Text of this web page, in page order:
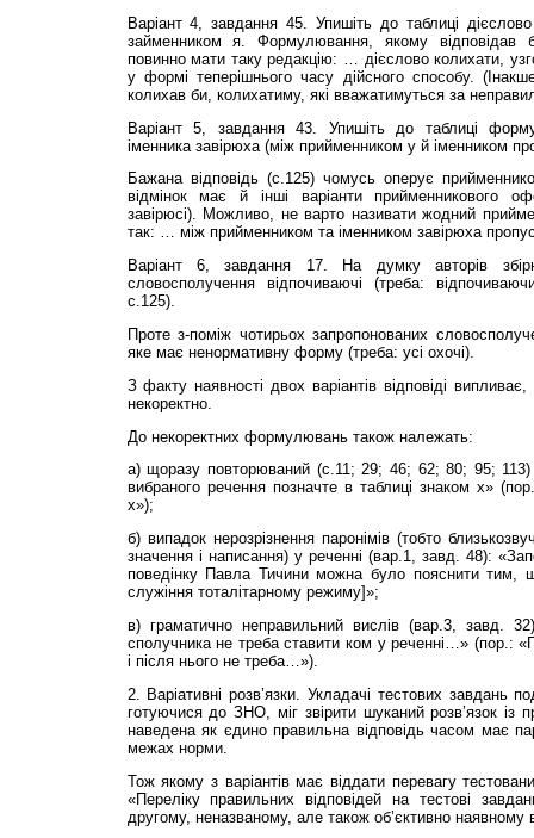
Варіант 4, завдання 45. Упишіть до таблиці
займенником я. Формулювання, якому відповідав
повинно мати таку редакцію: … дієслово колихати,
у формі теперішнього часу дійсного способу.
колихав би, колихатиму, які вважатимуться за
Варіант 5, завдання 43. Упишіть до таблиці
іменника завірюха (між прийменником у й іменником
Бажана відповідь (с.125) чомусь оперує
відмінок має й інші варіанти прийменникового
завірюсі). Можливо, не варто називати жодний
так: … між прийменником та іменником завірюха
Варіант 6, завдання 17. На думку авторів
словосполучення відпочиваючі (треба:
с.125).
Проте з-поміж чотирьох запропонованих
яке має ненормативну форму (треба: усі охочі).
З факту наявності двох варіантів відповіді
некоректно.
До некоректних формулювань також належать:
а) щоразу повторюваний (с.11; 29; 46; 62; 80; 95; 113)
вибраного речення позначте в таблиці знаком x»
x»);
б) випадок нерозрізнення паронімів (тобто
значення і написання) у реченні (вар.1, завд. 48):
поведінку Павла Тичини можна було пояснити тим,
служіння тоталітарному режиму]»;
в) граматично неправильний вислів (вар.3, завд.
сполучника не треба ставити ком у реченні…» (пор.:
і після нього не треба…»).
2. Варіативні розв’язки. Укладачі тестових завдань
готуючися до ЗНО, міг звірити шуканий розв’язок із
наведена як єдино правильна відповідь часом має
межах норми.
Тож якому з варіантів має віддати перевагу
«Переліку правильних відповідей на тестові
другому, неназваному, але також об’єктивно наявному